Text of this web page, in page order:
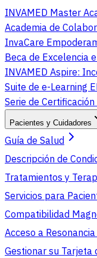
INVAMED Master
Academia de
InvaCare
Beca de Excelencia
INVAMED Aspire:
Suite de e-Learning
Serie de
Pacientes y Cuidadores
Guía de Salud
Descripción de
Tratamientos y
Servicios para
Compatibilidad
Acceso a
Gestionar su Tarjeta